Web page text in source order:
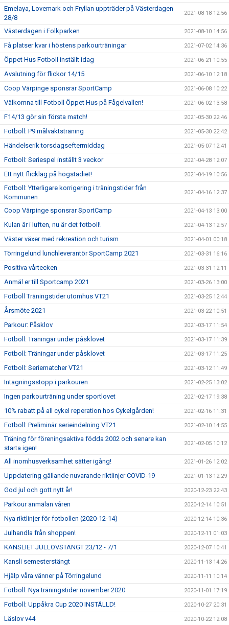
Emelaya, Lovemark och Fryllan uppträder på Västerdagen
28/8
2021-08-18 12:56
Västerdagen i Folkparken 2021-08-10 14:56
Få platser kvar i höstens parkourträningar 2021-07-02 14:36
Öppet Hus Fotboll inställt idag 2021-06-21 10:55
Avslutning för flickor 14/15 2021-06-10 12:18
Coop Värpinge sponsrar SportCamp 2021-06-08 10:22
Välkomna till Fotboll Öppet Hus på Fågelvallen! 2021-06-02 13:58
F14/13 gör sin första match! 2021-05-30 22:46
Fotboll: P9 målvaktsträning 2021-05-30 22:42
Händelserik torsdagseftermiddag 2021-05-07 12:41
Fotboll: Seriespel inställt 3 veckor 2021-04-28 12:07
Ett nytt flicklag på högstadiet! 2021-04-19 10:56
Fotboll: Ytterligare korrigering i träningstider från
Kommunen
2021-04-16 12:37
Coop Värpinge sponsrar SportCamp 2021-04-13 13:00
Kulan är i luften, nu är det fotboll! 2021-04-13 12:57
Väster växer med rekreation och turism 2021-04-01 00:18
Törringelund lunchleverantör SportCamp 2021 2021-03-31 16:16
Positiva vårtecken 2021-03-31 12:11
Anmäl er till Sportcamp 2021 2021-03-26 13:00
Fotboll Träningstider utomhus VT21 2021-03-25 12:44
Årsmöte 2021 2021-03-22 10:51
Parkour: Påsklov 2021-03-17 11:54
Fotboll: Träningar under påsklovet 2021-03-17 11:39
Fotboll: Träningar under påsklovet 2021-03-17 11:25
Fotboll: Seriematcher VT21 2021-03-12 11:49
Intagningsstopp i parkouren 2021-02-25 13:02
Ingen parkourträning under sportlovet 2021-02-17 19:38
10% rabatt på all cykel reperation hos Cykelgården! 2021-02-16 11:31
Fotboll: Preliminär serieindelning VT21 2021-02-10 14:55
Träning för föreningsaktiva födda 2002 och senare kan
starta igen!
2021-02-05 10:12
All inomhusverksamhet sätter igång! 2021-01-26 12:02
Uppdatering gällande nuvarande riktlinjer COVID-19 2021-01-13 12:29
God jul och gott nytt år! 2020-12-23 22:43
Parkour anmälan våren 2020-12-14 10:51
Nya riktlinjer för fotbollen (2020-12-14) 2020-12-14 10:36
Julhandla från shoppen! 2020-12-11 01:03
KANSLIET JULLOVSTÄNGT 23/12 - 7/1 2020-12-07 10:41
Kansli semesterstängt 2020-11-13 14:26
Hjälp våra vänner på Törringelund 2020-11-11 10:14
Fotboll: Nya träningstider november 2020 2020-11-01 17:19
Fotboll: Uppåkra Cup 2020 INSTÄLLD! 2020-10-27 20:31
Läslov v44 2020-10-22 12:08